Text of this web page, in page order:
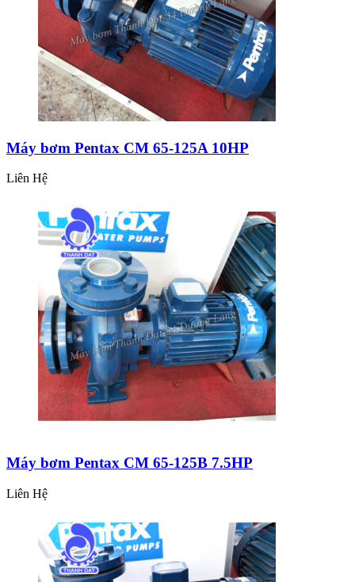
Máy bơm Pentax CM 65-125A 10HP
Liên Hệ
Máy bơm Pentax CM 65-125B 7.5HP
Liên Hệ